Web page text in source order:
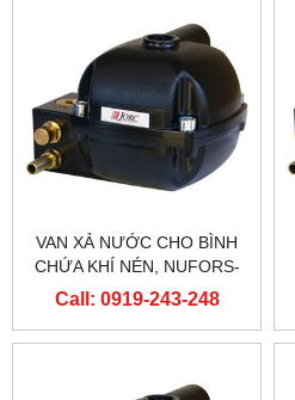
VAN XẢ NƯỚC CHO BÌNH
CHỨA KHÍ NÉN, NUFORS-
CR
Call: 0919-243-248